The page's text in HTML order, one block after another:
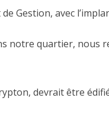
Gestion, avec
notre quartier,
devrait être édifié